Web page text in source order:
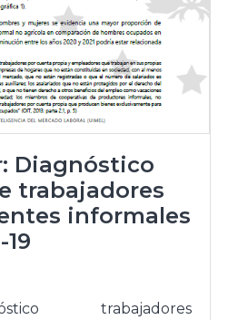
Diagnóstico
trabajadores
informales
trabajadores